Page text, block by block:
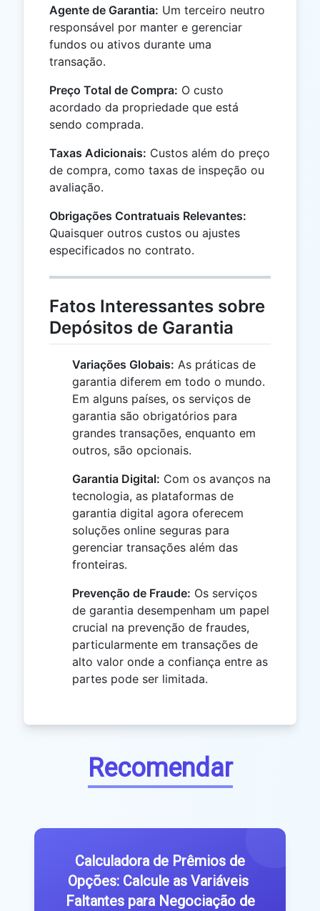
Agente de Garantia: Um terceiro neutro
responsável por manter e gerenciar
fundos ou ativos durante uma
transação.
Preço Total de Compra: O custo
acordado da propriedade que está
sendo comprada.
Taxas Adicionais: Custos além do preço
de compra, como taxas de inspeção ou
avaliação.
Obrigações Contratuais Relevantes:
Quaisquer outros custos ou ajustes
especificados no contrato.
Fatos Interessantes sobre
Depósitos de Garantia
Variações Globais: As práticas de
garantia diferem em todo o mundo.
Em alguns países, os serviços de
garantia são obrigatórios para
grandes transações, enquanto em
outros, são opcionais.
Garantia Digital: Com os avanços na
tecnologia, as plataformas de
garantia digital agora oferecem
soluções online seguras para
gerenciar transações além das
fronteiras.
Prevenção de Fraude: Os serviços
de garantia desempenham um papel
crucial na prevenção de fraudes,
particularmente em transações de
alto valor onde a confiança entre as
partes pode ser limitada.
Recomendar
Calculadora de Prêmios de
Opções: Calcule as Variáveis ​​
Faltantes para Negociação de